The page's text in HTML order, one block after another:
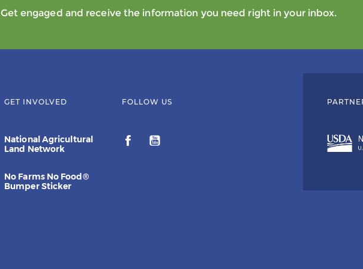
Get engaged and receive the information you need right in your inbox.
GET INVOLVED
National Agricultural
Land Network
No Farms No Food®
Bumper Sticker
FOLLOW US